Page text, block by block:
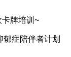
牌培训~
症陪伴者计划